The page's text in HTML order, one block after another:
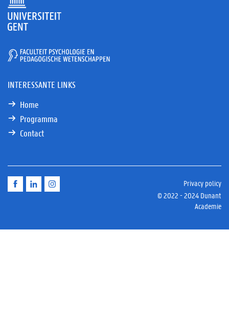
INTERESSANTE LINKS
Home
Programma
Contact
Privacy policy
© 2022 - 2024 Dunant
Academie